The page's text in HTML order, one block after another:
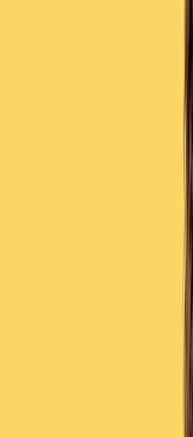
Έμεινε 1 χρόνο στη
Sunday Times,